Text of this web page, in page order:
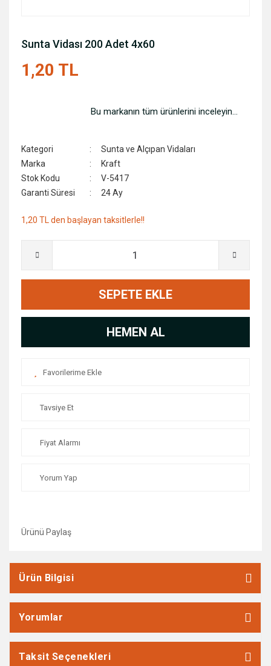
Sunta Vidası 200 Adet 4x60
1,20 TL
Bu markanın tüm ürünlerini inceleyin...
Kategori
Sunta ve Alçıpan Vidaları
Marka
Kraft
Stok Kodu
V-5417
Garanti Süresi
24 Ay
1,20 TL den başlayan taksitlerle!!
SEPETE EKLE
HEMEN AL
Tavsiye Et
Fiyat Alarmı
Yorum Yap
Ürünü Paylaş
Ürün Bilgisi
Yorumlar
Taksit Seçenekleri